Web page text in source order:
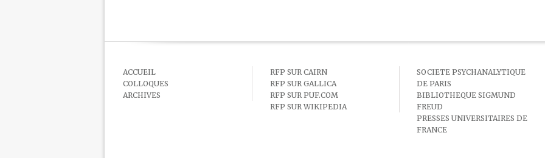
ACCUEIL
COLLOQUES
ARCHIVES
RFP SUR CAIRN
RFP SUR GALLICA
RFP SUR PUF.COM
RFP SUR WIKIPEDIA
SOCIETE PSYCHANALYTIQUE
DE PARIS
BIBLIOTHEQUE SIGMUND
FREUD
PRESSES UNIVERSITAIRES DE
FRANCE